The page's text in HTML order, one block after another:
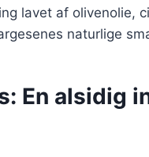
lavet af olivenolie,
naturlige
En alsidig